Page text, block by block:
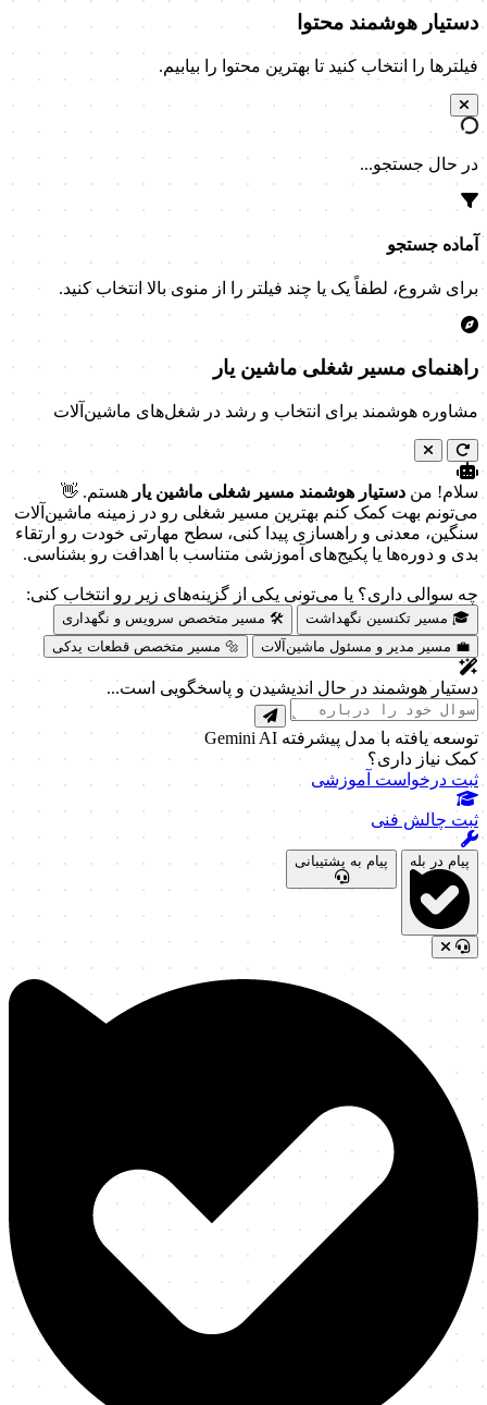
دستیار هوشمند محتوا
فیلترها را انتخاب کنید تا بهترین محتوا را بیابیم.
در حال جستجو...
آماده جستجو
برای شروع، لطفاً یک یا چند فیلتر را از منوی بالا انتخاب کنید.
راهنمای مسیر شغلی ماشین یار
مشاوره هوشمند برای انتخاب و رشد در شغل‌های ماشین‌آلات
سلام! من دستیار هوشمند مسیر شغلی ماشین یار هستم. 👋
می‌تونم بهت کمک کنم بهترین مسیر شغلی رو در زمینه ماشین‌آلات
سنگین، معدنی و راهسازی پیدا کنی، سطح مهارتی خودت رو ارتقاء
بدی و دوره‌ها یا پکیج‌های آموزشی متناسب با اهدافت رو بشناسی.
چه سوالی داری؟ یا می‌تونی یکی از گزینه‌های زیر رو انتخاب کنی:
🎓 مسیر تکنسین نگهداشت
🛠️ مسیر متخصص سرویس و نگهداری
💼 مسیر مدیر و مسئول ماشین‌آلات
🔩 مسیر متخصص قطعات یدکی
دستیار هوشمند در حال اندیشیدن و پاسخگویی است...
توسعه یافته با مدل پیشرفته Gemini AI
کمک نیاز داری؟
ثبت درخواست آموزشی
ثبت چالش فنی
پیام در بله پیام به پشتیبانی